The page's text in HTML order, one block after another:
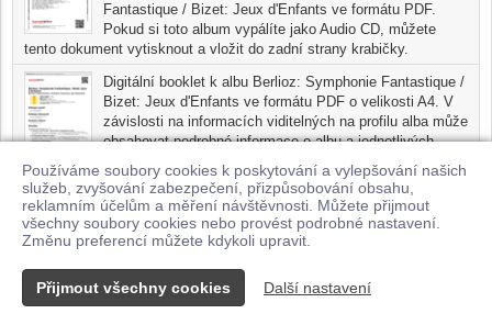
Používáme soubory cookies k poskytování a vylepšování našich
služeb, zvyšování zabezpečení, přizpůsobování obsahu,
reklamním účelům a měření návštěvnosti. Můžete přijmout
všechny soubory cookies nebo provést podrobné nastavení.
Změnu preferencí můžete kdykoli upravit.
Přijmout všechny cookies Další nastavení
Fantastique / Bizet: Jeux d'Enfants ve formátu PDF.
Pokud si toto album vypálíte jako Audio CD, můžete
tento dokument vytisknout a vložit do zadní strany krabičky.
Digitální booklet k albu Berlioz: Symphonie Fantastique /
Bizet: Jeux d'Enfants ve formátu PDF o velikosti A4. V
závislosti na informacích viditelných na profilu alba může
obsahovat podrobné informace o albu a jednotlivých
skladbách, včetně seznamu participujících umělců,
přesného data a místa nahrání pro každou ze skladeb. Digitální
booklet je tisknutelnou variantou profilu alba.
Pro možnost stažení doprovodných materiálů je nutné mít zakoupenu
minimálně jednu skladbu z tohoto alba.
Kontakt | © 2026 Supraphonline.cz